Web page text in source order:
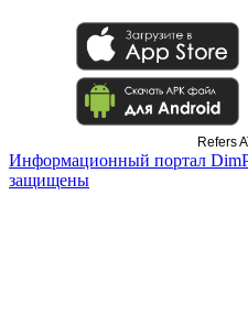
Refers
Информационный портал
защищены